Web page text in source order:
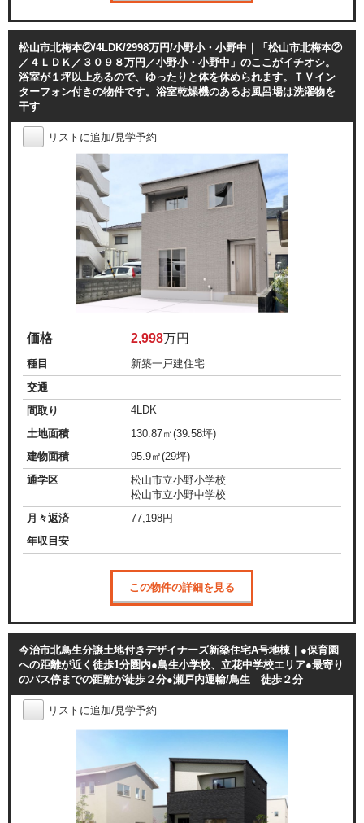
松山市北梅本②/4LDK/2998万円/小野小・小野中｜「松山市北梅本②
／４ＬＤＫ／３０９８万円／小野小・小野中」のここがイチオシ。
浴室が１坪以上あるので、ゆったりと体を休められます。ＴＶイン
ターフォン付きの物件です。浴室乾燥機のあるお風呂場は洗濯物を
干す
リストに追加/見学予約
価格 2,998万円
種目
新築一戸建住宅
交通
間取り
4LDK
土地面積
130.87㎡(39.58坪)
建物面積
95.9㎡(29坪)
通学区
松山市立小野小学校
松山市立小野中学校
月々返済
77,198円
年収目安
——
この物件の詳細を見る
今治市北鳥生分譲土地付きデザイナーズ新築住宅A号地棟｜●保育園
への距離が近く徒歩1分圏内●鳥生小学校、立花中学校エリア●最寄り
のバス停までの距離が徒歩２分●瀬戸内運輸/鳥生 徒歩２分
リストに追加/見学予約